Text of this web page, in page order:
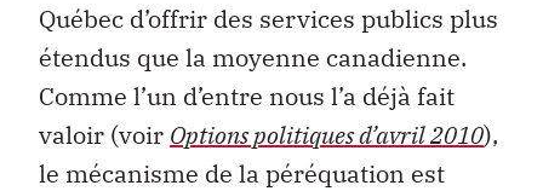
Québec d’offrir des services publics plus
étendus que la moyenne canadienne.
Comme l’un d’entre nous l’a déjà fait
valoir (voir Options politiques d’avril 2010),
le mécanisme de la péréquation est